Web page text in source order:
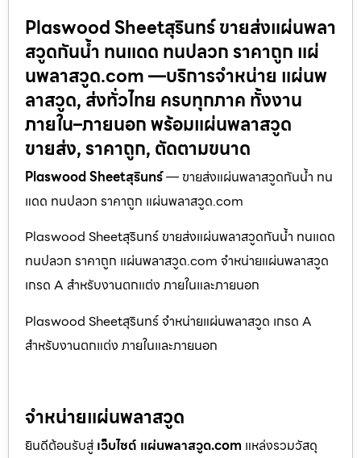
Plaswood Sheetสุรินทร์ ขายส่งแผ่นพลา
สวูดกันน้ำ ทนแดด ทนปลวก ราคาถูก แผ่
นพลาสวูด.com —บริการจำหน่าย แผ่นพ
ลาสวูด, ส่งทั่วไทย ครบทุกภาค ทั้งงาน
ภายใน–ภายนอก พร้อมแผ่นพลาสวูด
ขายส่ง, ราคาถูก, ตัดตามขนาด
Plaswood Sheetสุรินทร์— ขายส่งแผ่นพลาสวูดกันน้ำ ทน
แดด ทนปลวก ราคาถูก แผ่นพลาสวูด.com
Plaswood Sheetสุรินทร์ ขายส่งแผ่นพลาสวูดกันน้ำ ทนแดด
ทนปลวก ราคาถูก แผ่นพลาสวูด.com จำหน่ายแผ่นพลาสวูด
เกรด A สำหรับงานตกแต่ง ภายในและภายนอก
Plaswood Sheetสุรินทร์ จำหน่ายแผ่นพลาสวูด เกรด A
สำหรับงานตกแต่ง ภายในและภายนอก
จำหน่ายแผ่นพลาสวูด
ยินดีต้อนรับสู่ เว็บไซต์ แผ่นพลาสวูด.com แหล่งรวมวัสดุ